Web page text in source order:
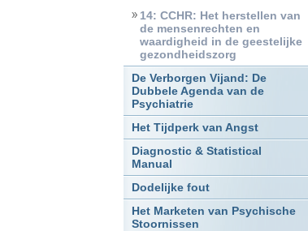
14: CCHR: Het herstellen van
de mensenrechten en
waardigheid in de geestelijke
gezondheidszorg
De Verborgen Vijand: De
Dubbele Agenda van de
Psychiatrie
Het Tijdperk van Angst
Diagnostic & Statistical
Manual
Dodelijke fout
Het Marketen van Psychische
Stoornissen